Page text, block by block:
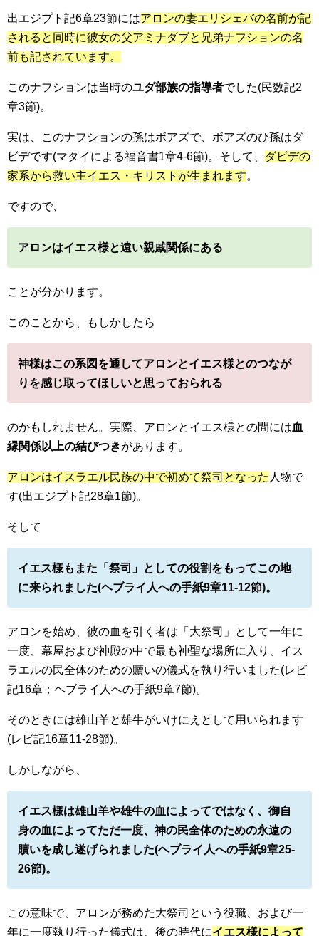
出エジプト記6章23節にはアロンの妻エリシェバの名前が記
されると同時に彼女の父アミナダブと兄弟ナフションの名
前も記されています。
このナフションは当時のユダ部族の指導者でした(民数記2
章3節)。
実は、このナフションの孫はボアズで、ボアズのひ孫はダ
ビデです(マタイによる福音書1章4-6節)。そして、
ダビデの
家系から救い主イエス・キリストが生まれます。
ですので、
アロンはイエス様と遠い親戚関係にある
ことが分かります。
このことから、もしかしたら
神様はこの系図を通してアロンとイエス様とのつなが
りを感じ取ってほしいと思っておられる
のかもしれません。実際、アロンとイエス様との間には血
縁関係以上の結びつきがあります。
アロンはイスラエル民族の中で初めて祭司となった 人物で
す(出エジプト記28章1節)。
そして
イエス様もまた「祭司」としての役割をもってこの地
に来られました(ヘブライ人への手紙9章11-12節)。
アロンを始め、彼の血を引く者は「大祭司」として一年に
一度、幕屋および神殿の中で最も神聖な場所に入り、イス
ラエルの民全体のための贖いの儀式を執り行いました(レビ
記16章；ヘブライ人への手紙9章7節)。
そのときには雄山羊と雄牛がいけにえとして用いられます
(レビ記16章11-28節)。
しかしながら、
イエス様は雄山羊や雄牛の血によってではなく、御自
身の血によってただ一度、神の民全体のための永遠の
贖いを成し遂げられました(ヘブライ人への手紙9章25-
26節)。
この意味で、アロンが務めた大祭司という役職、および一
年に一度執り行った儀式は、後の時代にイエス様によって